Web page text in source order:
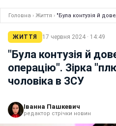
Головна › Життя › "Була контузія й
ЖИТТЯ 17 червня 2024 · 14:49
"Була контузія й
операцію". Зірка
чоловіка в ЗСУ
Іванна Пашкевич
редактор стрічки новин